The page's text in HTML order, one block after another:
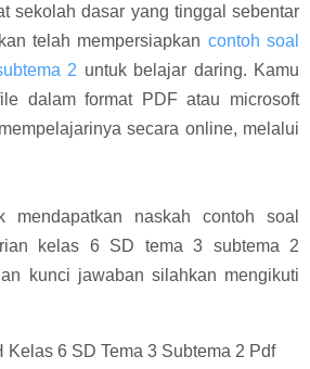
sekolah dasar yang tinggal sebentar
telah mempersiapkan contoh soal
2 untuk belajar daring. Kamu
dalam format PDF atau microsoft
secara online, melalui
mendapatkan naskah contoh soal
kelas 6 SD tema 3 subtema 2
kunci jawaban silahkan mengikuti
Kelas 6 SD Tema 3 Subtema 2 Pdf